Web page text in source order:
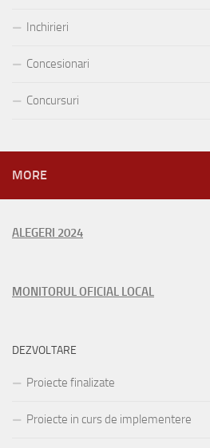
Inchirieri
Concesionari
Concursuri
MORE
ALEGERI 2024
MONITORUL OFICIAL LOCAL
DEZVOLTARE
Proiecte finalizate
Proiecte in curs de implementere